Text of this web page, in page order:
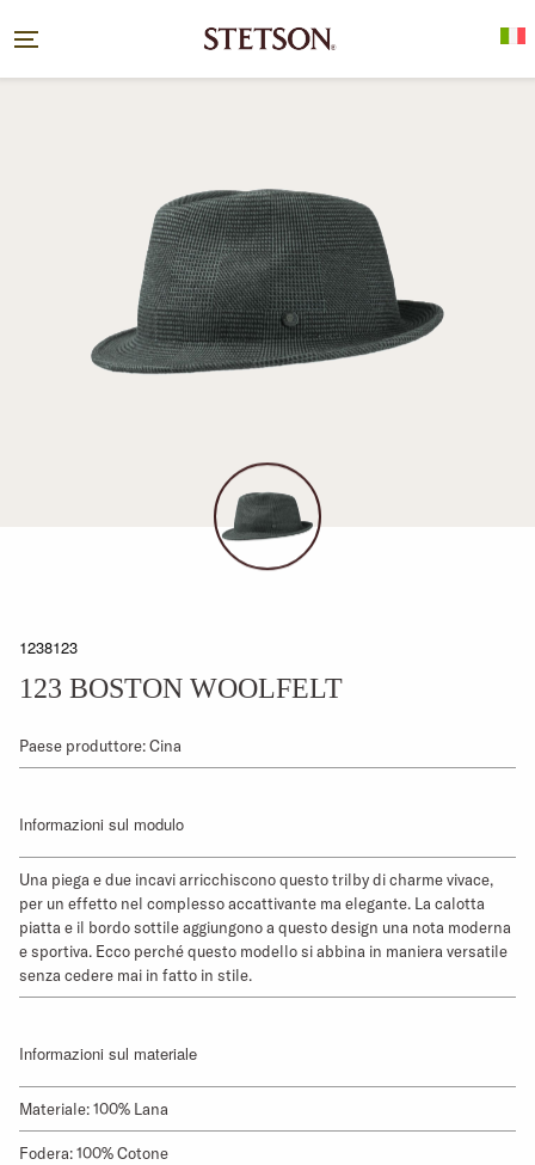
1238123
123 BOSTON WOOLFELT
Paese produttore: Cina
Informazioni sul modulo
Una piega e due incavi arricchiscono questo trilby di charme vivace,
per un effetto nel complesso accattivante ma elegante. La calotta
piatta e il bordo sottile aggiungono a questo design una nota moderna
e sportiva. Ecco perché questo modello si abbina in maniera versatile
senza cedere mai in fatto in stile.
Informazioni sul materiale
Materiale: 100% Lana
Fodera: 100% Cotone